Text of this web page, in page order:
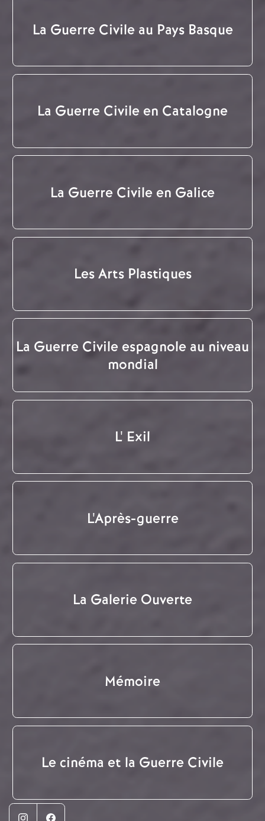
La Guerre Civile au Pays Basque
La Guerre Civile en Catalogne
La Guerre Civile en Galice
Les Arts Plastiques
La Guerre Civile espagnole au niveau
mondial
L' Exil
L'Après-guerre
La Galerie Ouverte
Mémoire
Le cinéma et la Guerre Civile
InstagramFacebook